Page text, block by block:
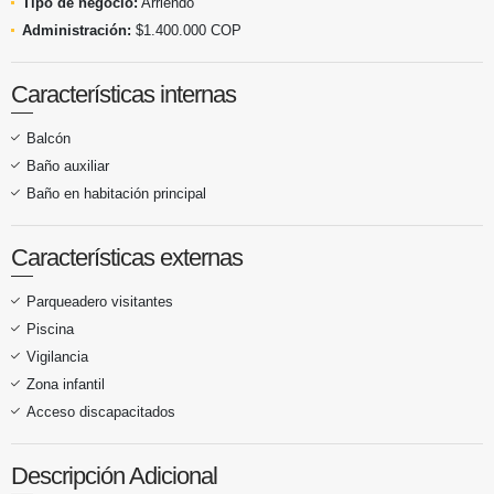
Administración: $1.400.000 COP
Características internas
Balcón
Baño auxiliar
Baño en habitación principal
Características externas
Parqueadero visitantes
Piscina
Vigilancia
Zona infantil
Acceso discapacitados
Descripción Adicional